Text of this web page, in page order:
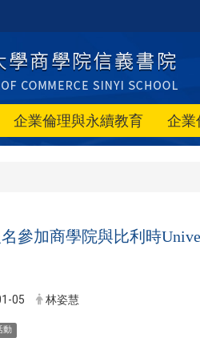
企業倫理與永續教育 企業
參加商學院與比利時
05 林姿慧
動